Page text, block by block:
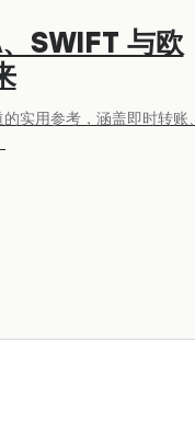
SWIFT 与欧
实用参考，涵盖即时转账、